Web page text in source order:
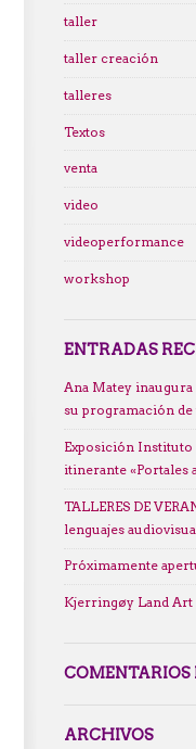
taller
taller creación
talleres
Textos
venta
video
videoperformance
workshop
ENTRADAS
Ana Matey
su programación de
Exposición Instituto
itinerante «Portales
TALLERES DE
lenguajes
Próximamente
Kjerringøy Land Art
COMENTARIOS
ARCHIVOS